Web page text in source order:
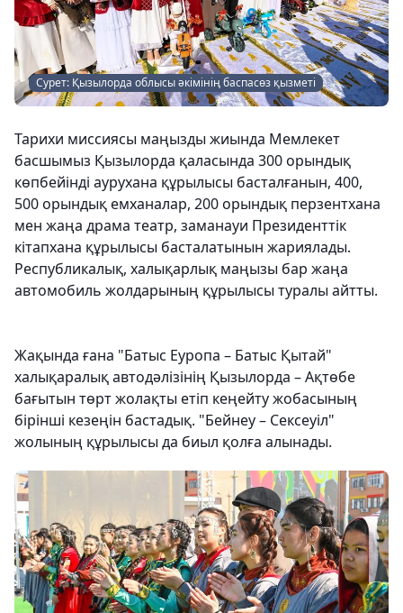
Сурет: Қызылорда облысы әкімінің баспасөз қызметі
Тарихи миссиясы маңызды жиында Мемлекет
басшымыз Қызылорда қаласында 300 орындық
көпбейінді аурухана құрылысы басталғанын, 400,
500 орындық емханалар, 200 орындық перзентхана
мен жаңа драма театр, заманауи Президенттік
кітапхана құрылысы басталатынын жариялады.
Республикалық, халықарлық маңызы бар жаңа
автомобиль жолдарының құрылысы туралы айтты.
Жақында ғана "Батыс Еуропа – Батыс Қытай"
халықаралық автодәлізінің Қызылорда – Ақтөбе
бағытын төрт жолақты етіп кеңейту жобасының
бірінші кезеңін бастадық. "Бейнеу – Сексеуіл"
жолының құрылысы да биыл қолға алынады.